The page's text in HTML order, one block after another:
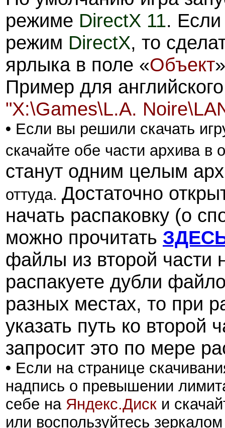
режиме DirectX 11. Если
режим DirectX, то
ярлыка в поле «Объект
Пример для
"X:\Games\L.A.
• Если вы решили скачать
скачайте обе части архива в
станут одним целым
оттуда. Достаточно
начать распаковку (о
можно прочитать
файлы из второй части
распакуете дубли
разных местах, то при
указать путь ко второй
запросит это по мере
• Если на странице
надпись о превышении
себе на Яндекс.Диск и
или воспользуйтесь